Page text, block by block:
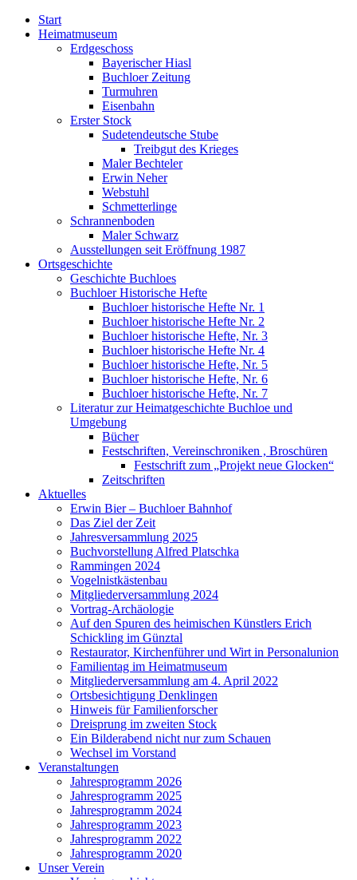
Start
Heimatmuseum
Erdgeschoss
Bayerischer Hiasl
Buchloer Zeitung
Turmuhren
Eisenbahn
Erster Stock
Sudetendeutsche Stube
Treibgut des Krieges
Maler Bechteler
Erwin Neher
Webstuhl
Schmetterlinge
Schrannenboden
Maler Schwarz
Ausstellungen seit Eröffnung 1987
Ortsgeschichte
Geschichte Buchloes
Buchloer Historische Hefte
Buchloer historische Hefte Nr. 1
Buchloer historische Hefte Nr. 2
Buchloer historische Hefte, Nr. 3
Buchloer historische Hefte Nr. 4
Buchloer historische Hefte, Nr. 5
Buchloer historische Hefte, Nr. 6
Buchloer historische Hefte, Nr. 7
Literatur zur Heimatgeschichte Buchloe und
Umgebung
Bücher
Festschriften, Vereinschroniken , Broschüren
Festschrift zum „Projekt neue Glocken“
Zeitschriften
Aktuelles
Erwin Bier – Buchloer Bahnhof
Das Ziel der Zeit
Jahresversammlung 2025
Buchvorstellung Alfred Platschka
Rammingen 2024
Vogelnistkästenbau
Mitgliederversammlung 2024
Vortrag-Archäologie
Auf den Spuren des heimischen Künstlers Erich
Schickling im Günztal
Restaurator, Kirchenführer und Wirt in Personalunion
Familientag im Heimatmuseum
Mitgliederversammlung am 4. April 2022
Ortsbesichtigung Denklingen
Hinweis für Familienforscher
Dreisprung im zweiten Stock
Ein Bilderabend nicht nur zum Schauen
Wechsel im Vorstand
Veranstaltungen
Jahresprogramm 2026
Jahresprogramm 2025
Jahresprogramm 2024
Jahresprogramm 2023
Jahresprogramm 2022
Jahresprogramm 2020
Unser Verein